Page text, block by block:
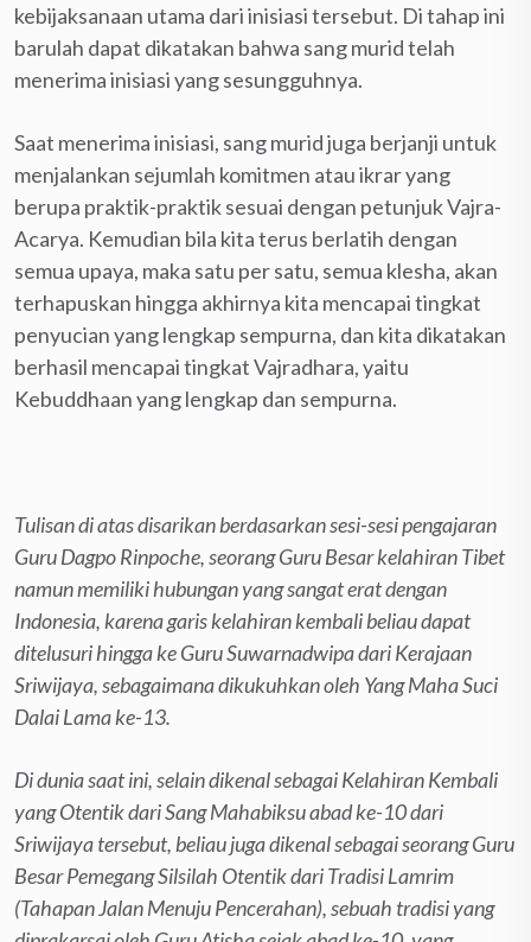
kebijaksanaan utama dari inisiasi tersebut. Di tahap ini
barulah dapat dikatakan bahwa sang murid telah
menerima inisiasi yang sesungguhnya.
Saat menerima inisiasi, sang murid juga berjanji untuk
menjalankan sejumlah komitmen atau ikrar yang
berupa praktik-praktik sesuai dengan petunjuk Vajra-
Acarya. Kemudian bila kita terus berlatih dengan
semua upaya, maka satu per satu, semua klesha, akan
terhapuskan hingga akhirnya kita mencapai tingkat
penyucian yang lengkap sempurna, dan kita dikatakan
berhasil mencapai tingkat Vajradhara, yaitu
Kebuddhaan yang lengkap dan sempurna.
Tulisan di atas disarikan berdasarkan sesi-sesi pengajaran
Guru Dagpo Rinpoche, seorang Guru Besar kelahiran Tibet
namun memiliki hubungan yang sangat erat dengan
Indonesia, karena garis kelahiran kembali beliau dapat
ditelusuri hingga ke Guru Suwarnadwipa dari Kerajaan
Sriwijaya, sebagaimana dikukuhkan oleh Yang Maha Suci
Dalai Lama ke-13.
Di dunia saat ini, selain dikenal sebagai Kelahiran Kembali
yang Otentik dari Sang Mahabiksu abad ke-10 dari
Sriwijaya tersebut, beliau juga dikenal sebagai seorang Guru
Besar Pemegang Silsilah Otentik dari Tradisi Lamrim
(Tahapan Jalan Menuju Pencerahan), sebuah tradisi yang